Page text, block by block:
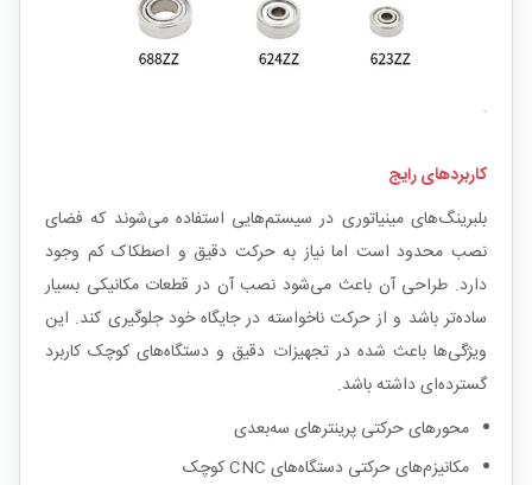
کاربردهای رایج
بلبرینگ‌های مینیاتوری در سیستم‌هایی استفاده می‌شوند که فضای
نصب محدود است اما نیاز به حرکت دقیق و اصطکاک کم وجود
دارد. طراحی آن باعث می‌شود نصب آن در قطعات مکانیکی بسیار
ساده‌تر باشد و از حرکت ناخواسته در جایگاه خود جلوگیری کند. این
ویژگی‌ها باعث شده در تجهیزات دقیق و دستگاه‌های کوچک کاربرد
گسترده‌ای داشته باشد.
محورهای حرکتی پرینترهای سه‌بعدی
مکانیزم‌های حرکتی دستگاه‌های CNC کوچک